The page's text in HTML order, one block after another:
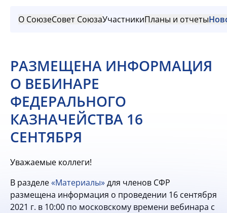
О СоюзеСовет СоюзаУчастникиПланы и отчеты
РАЗМЕЩЕНА ИНФОРМАЦИЯ
О ВЕБИНАРЕ
ФЕДЕРАЛЬНОГО
КАЗНАЧЕЙСТВА 16
СЕНТЯБРЯ
Уважаемые коллеги!
В разделе«Материалы»для членов СФР
размещена информация о проведении 16 сентября
2021 г. в 10:00 по московскому времени вебинара с